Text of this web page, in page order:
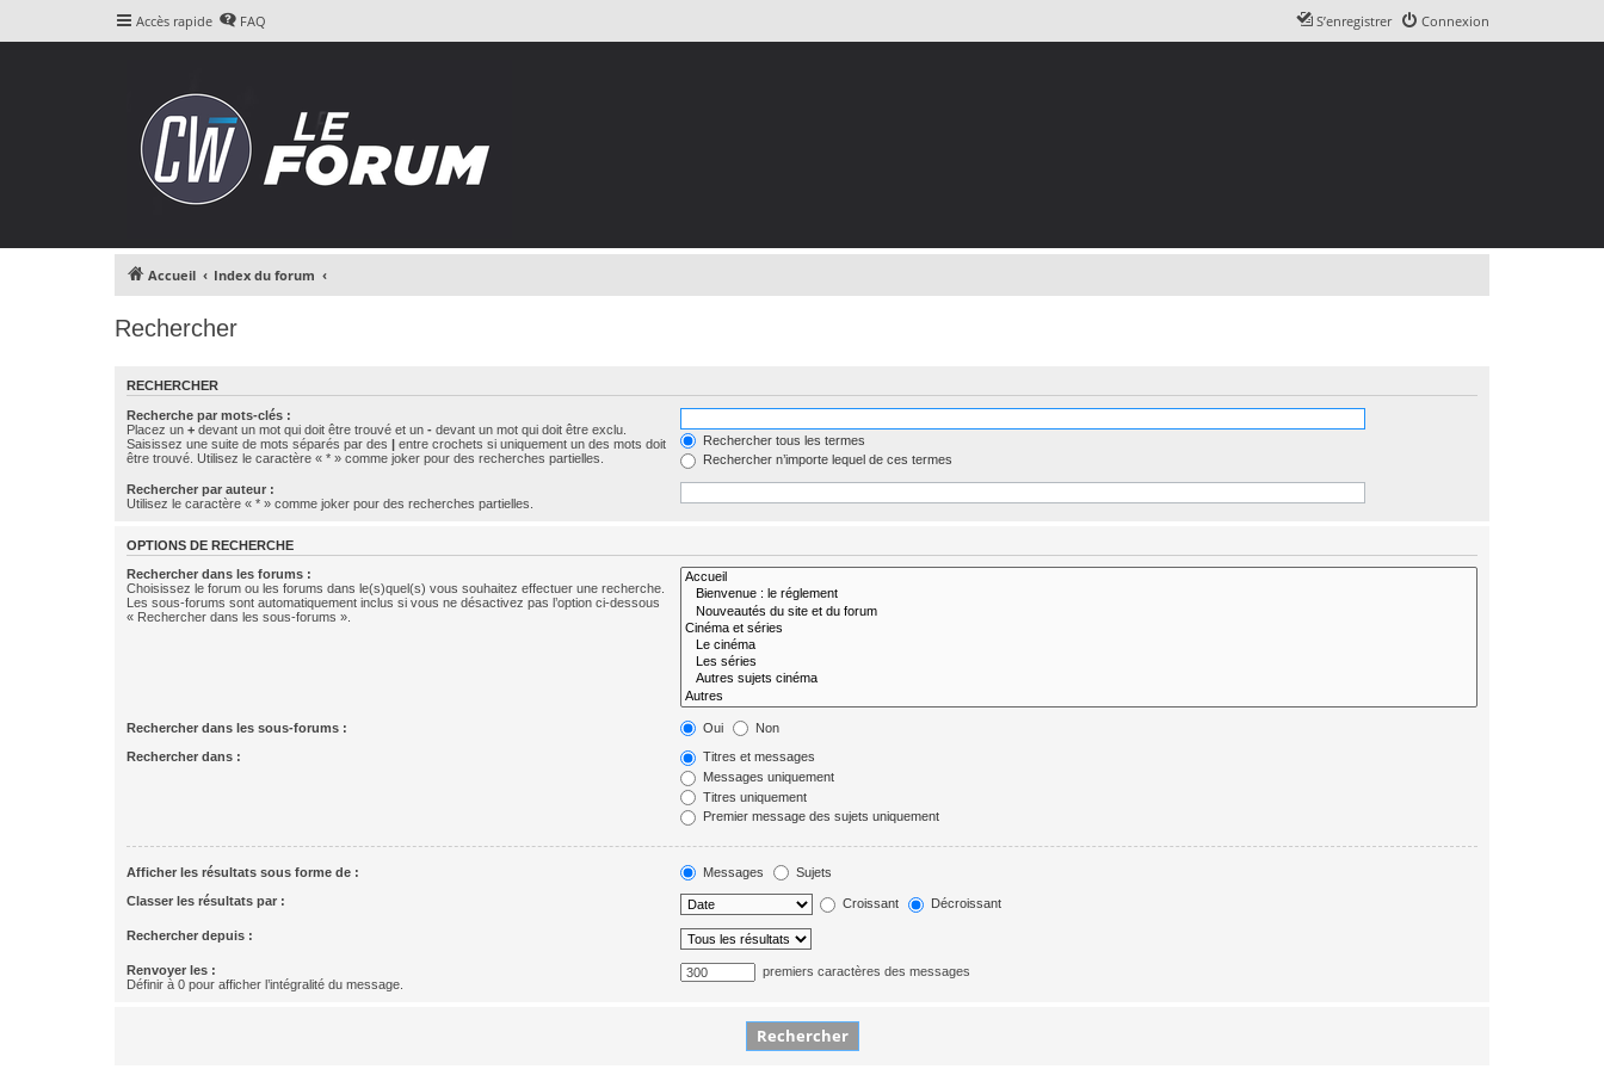
Accès rapide FAQ Connexion
S’enregistrer
Accueil Index du forum
Rechercher
RECHERCHER
Recherche par mots-clés :
Placez un + devant un mot qui doit être trouvé et un - devant un mot qui doit être exclu.
Saisissez une suite de mots séparés par des | entre crochets si uniquement un des mots doit
être trouvé. Utilisez le caractère « * » comme joker pour des recherches partielles.
Rechercher tous les termes
Rechercher n’importe lequel de ces termes
Rechercher par auteur :
Utilisez le caractère « * » comme joker pour des recherches partielles.
OPTIONS DE RECHERCHE
Rechercher dans les forums :
Choisissez le forum ou les forums dans le(s)quel(s) vous souhaitez effectuer une recherche.
Les sous-forums sont automatiquement inclus si vous ne désactivez pas l’option ci-dessous
« Rechercher dans les sous-forums ».
Rechercher dans les sous-forums : Oui Non
Rechercher dans :
Titres et messages
Messages uniquement
Titres uniquement
Premier message des sujets uniquement
Afficher les résultats sous forme de : Messages Sujets
Classer les résultats par : Croissant Décroissant
Rechercher depuis :
Renvoyer les :
Définir à 0 pour afficher l’intégralité du message.
premiers caractères des messages